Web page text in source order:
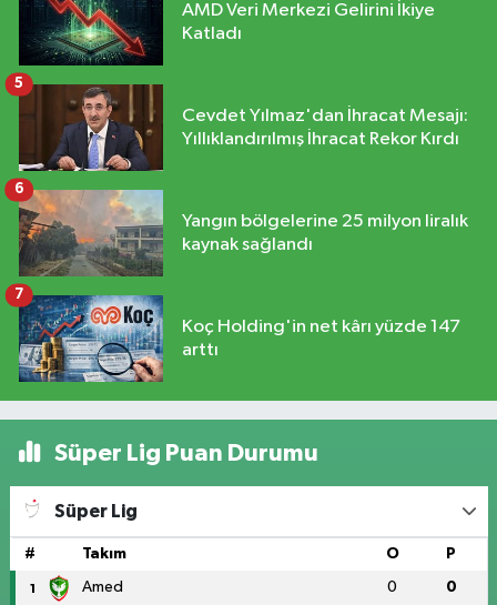
AMD Veri Merkezi Gelirini İkiye
Katladı
Cevdet Yılmaz'dan İhracat Mesajı:
Yıllıklandırılmış İhracat Rekor Kırdı
5
Yangın bölgelerine 25 milyon liralık
kaynak sağlandı
6
Koç Holding'in net kârı yüzde 147
arttı
7
Süper Lig Puan Durumu
Süper Lig
# Takım O P
1 Amed 0 0